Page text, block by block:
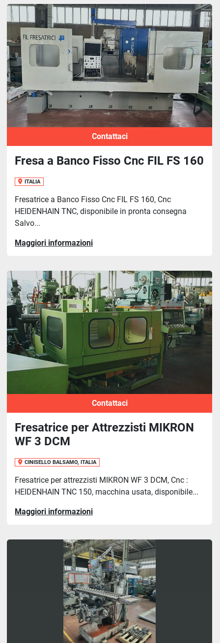
Contattaci
Fresa a Banco Fisso Cnc FIL FS 160
ITALIA
Fresatrice a Banco Fisso Cnc FIL FS 160, Cnc
HEIDENHAIN TNC, disponibile in pronta consegna
Salvo...
Maggiori informazioni
Contattaci
Fresatrice per Attrezzisti MIKRON
WF 3 DCM
CINISELLO BALSAMO, ITALIA
Fresatrice per attrezzisti MIKRON WF 3 DCM, Cnc :
HEIDENHAIN TNC 150, macchina usata, disponibile...
Maggiori informazioni